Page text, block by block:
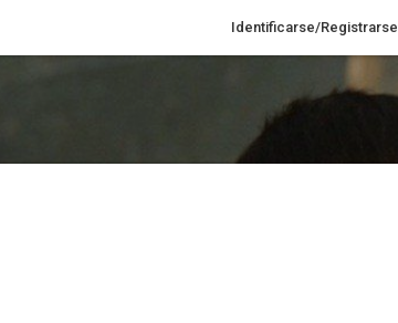
Identificarse/Registrarse